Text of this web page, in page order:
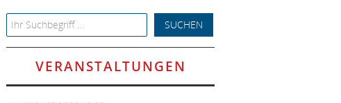
Search for:
VERANSTALTUNGEN